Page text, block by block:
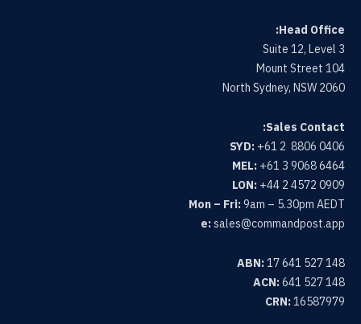
Head Office:
Suite 12, Level 3
104 Mount Street
North Sydney, NSW 2060
Sales Contact:
SYD: +61 2 8806 0406
MEL: +61 3 9068 6464
LON: +44 2 4572 0909
Mon – Fri:9am – 5.30pm AEDT
e:sales@commandpost.app
ABN:17 641 527 148
ACN:641 527 148
CRN:16587979